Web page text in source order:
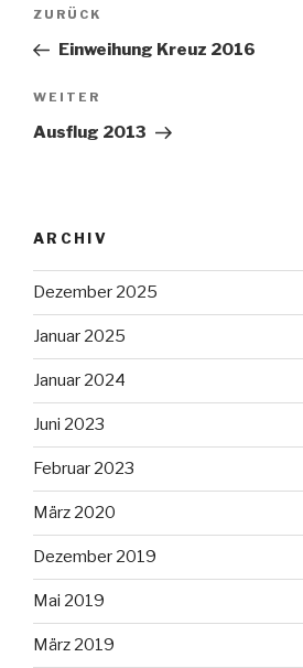
Vorheriger
Beitrag
ZURÜCK
Einweihung Kreuz 2016
Nächster
Beitrag
WEITER
Ausflug 2013
ARCHIV
Dezember 2025
Januar 2025
Januar 2024
Juni 2023
Februar 2023
März 2020
Dezember 2019
Mai 2019
März 2019